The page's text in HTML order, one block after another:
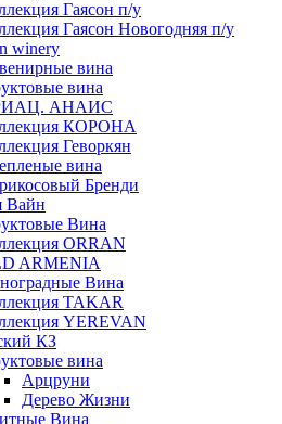
Гаясон п/у
Гаясон Новогодняя п/у
winery
вина
вина
АНАИС
КОРОНА
Геворкян
вина
Бренди
Вайн
Вина
ORRAN
ARMENIA
Вина
TAKAR
YEREVAN
КЗ
вина
Арцруни
Дерево Жизни
Вина